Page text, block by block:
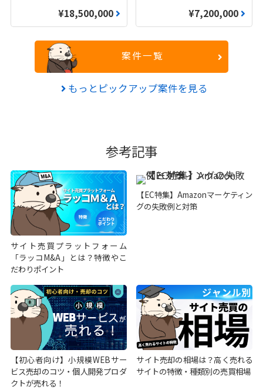
¥18,500,000 ¥7,200,000
案件一覧
もっとピックアップ案件を見る
参考記事
サイト売買プラットフォーム
「ラッコM&A」とは？特徴やこ
だわりポイント
【EC特集】Amazonマーケティン
グの失敗例と対策
【初心者向け】小規模WEBサー
ビス売却のコツ・個人開発プロダ
クトが売れる！
サイト売却の相場は？高く売れる
サイトの特徴・種類別の売買相場